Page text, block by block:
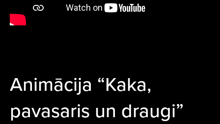
Animācija “Kaka,
pavasaris un draugi”